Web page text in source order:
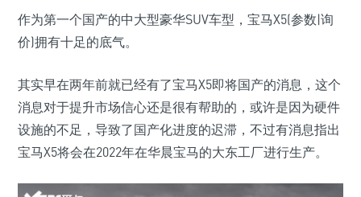
作为第一个国产的中大型豪华SUV车型，宝马X5(参数|询
价)拥有十足的底气。
其实早在两年前就已经有了宝马X5即将国产的消息，这个
消息对于提升市场信心还是很有帮助的，或许是因为硬件
设施的不足，导致了国产化进度的迟滞，不过有消息指出
宝马X5将会在2022年在华晨宝马的大东工厂进行生产。